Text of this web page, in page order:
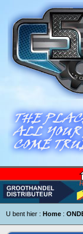
U bent hier : Home :